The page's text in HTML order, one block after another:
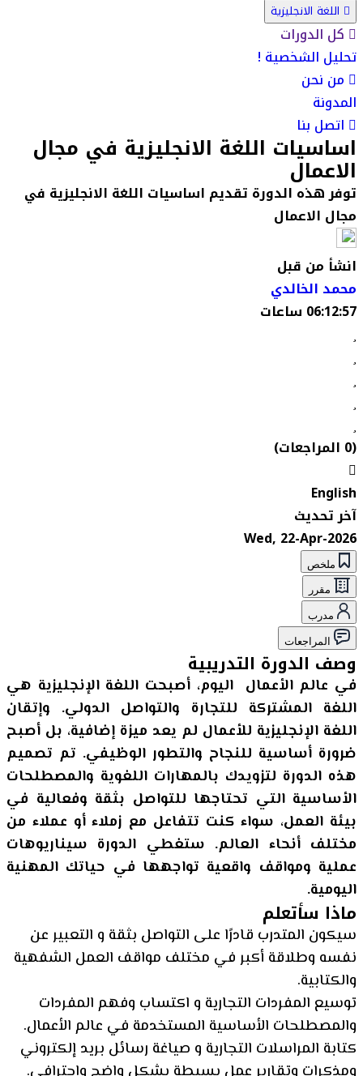
اللغة الانجليزية
كل الدورات
تحليل الشخصية !
من نحن
المدونة
اتصل بنا
اساسيات اللغة الانجليزية في مجال
الاعمال
توفر هذه الدورة تقديم اساسيات اللغة الانجليزية في
مجال الاعمال
انشأ من قبل
محمد الخالدي
06:12:57 ساعات
(0 المراجعات)
English
آخر تحديث
Wed, 22-Apr-2026
ملخص
مقرر
مدرب
المراجعات
وصف الدورة التدريبية
في عالم الأعمال اليوم، أصبحت اللغة الإنجليزية هي
اللغة المشتركة للتجارة والتواصل الدولي. وإتقان
اللغة الإنجليزية للأعمال لم يعد ميزة إضافية، بل أصبح
ضرورة أساسية للنجاح والتطور الوظيفي. تم تصميم
هذه الدورة لتزويدك بالمهارات اللغوية والمصطلحات
الأساسية التي تحتاجها للتواصل بثقة وفعالية في
بيئة العمل، سواء كنت تتفاعل مع زملاء أو عملاء من
مختلف أنحاء العالم. ستغطي الدورة سيناريوهات
عملية ومواقف واقعية تواجهها في حياتك المهنية
اليومية.
ماذا سأتعلم
سيكون المتدرب قادرًا على التواصل بثقة و التعبير عن
نفسه وطلاقة أكبر في مختلف مواقف العمل الشفهية
والكتابية.
توسيع المفردات التجارية و اكتساب وفهم المفردات
والمصطلحات الأساسية المستخدمة في عالم الأعمال.
كتابة المراسلات التجارية و صياغة رسائل بريد إلكتروني